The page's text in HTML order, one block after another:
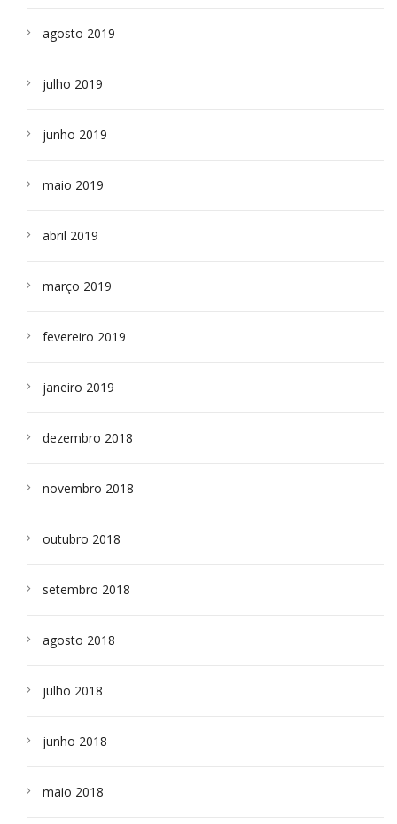
agosto 2019
julho 2019
junho 2019
maio 2019
abril 2019
março 2019
fevereiro 2019
janeiro 2019
dezembro 2018
novembro 2018
outubro 2018
setembro 2018
agosto 2018
julho 2018
junho 2018
maio 2018